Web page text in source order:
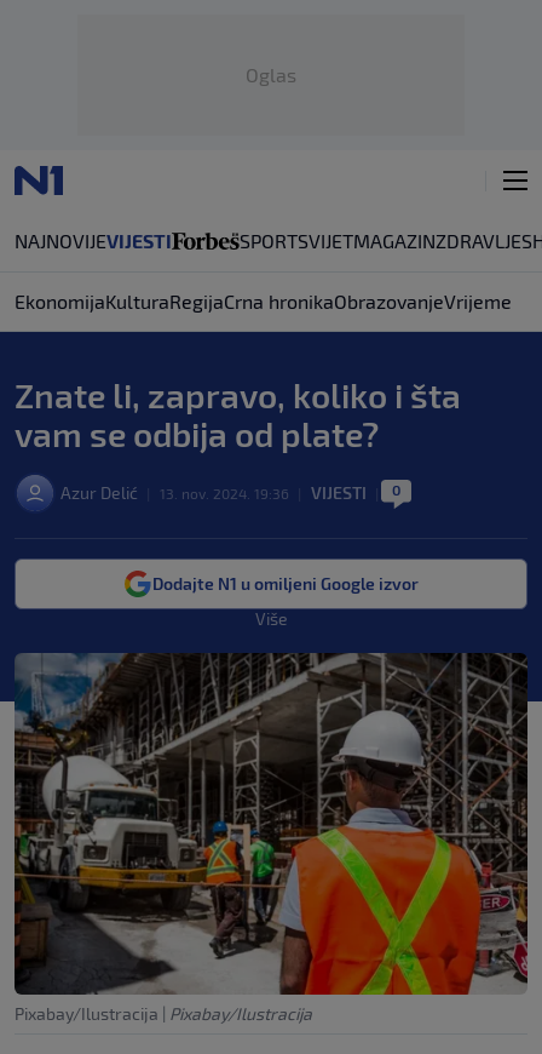
Oglas
NAJNOVIJEVIJESTI SPORTSVIJETMAGAZINZDRAVLJE
EkonomijaKulturaRegijaCrna hronikaObrazovanjeVrijeme
Znate li, zapravo, koliko i šta
vam se odbija od plate?
Azur Delić 13. nov. 2024. 19:36 VIJESTI 0
Dodajte N1 u omiljeni Google izvor
Više
Pixabay/Ilustracija | Pixabay/Ilustracija